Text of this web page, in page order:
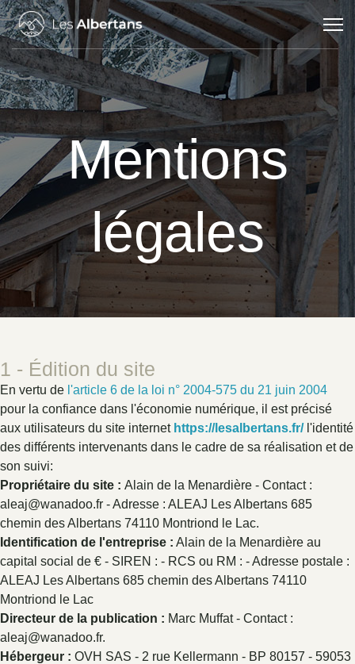
Mentions
légales
1 - Édition du site
En vertu de l'article 6 de la loi n° 2004-575 du 21 juin 2004
pour la confiance dans l'économie numérique, il est précisé
aux utilisateurs du site internet https://lesalbertans.fr/l'identité
des différents intervenants dans le cadre de sa réalisation et de
son suivi:
Propriétaire du site : Alain de la Menardière - Contact :
aleaj@wanadoo.fr - Adresse : ALEAJ Les Albertans 685
chemin des Albertans 74110 Montriond le Lac.
Identification de l'entreprise : Alain de la Menardière au
capital social de € - SIREN : - RCS ou RM : - Adresse postale :
ALEAJ Les Albertans 685 chemin des Albertans 74110
Montriond le Lac
Directeur de la publication : Marc Muffat - Contact :
aleaj@wanadoo.fr.
Hébergeur : OVH SAS - 2 rue Kellermann - BP 80157 - 59053